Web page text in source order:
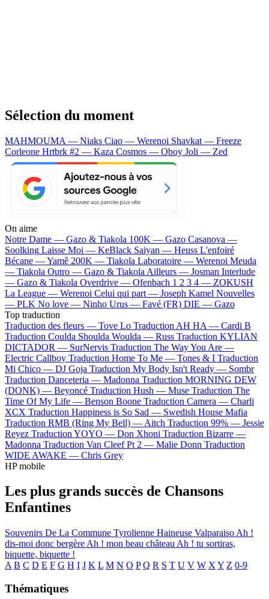
Sélection du moment
MAHMOUMA — Niaks Ciao — Werenoi Shavkat — Freeze
Corleone Hrtbrk #2 — Kaza Cosmos — Oboy Joli — Zed
On aime
Notre Dame — Gazo & Tiakola 100K — Gazo Casanova —
Soolking Laisse Moi — KeBlack Saiyan — Heuss L'enfoiré
Bécane —Yamê 200K — Tiakola Laboratoire — Werenoi Meuda
— Tiakola Outro — Gazo & Tiakola Ailleurs — Josman Interlude
— Gazo & Tiakola Overdrive — Ofenbach 1 2 3 4 — ZOKUSH
La League — Werenoi Celui qui part — Joseph Kamel Nouvelles
— PLK No love — Ninho Urus — Favé (FR) DIE — Gazo
Top traduction
Traduction des fleurs — Tove Lo Traduction AH HA — Cardi B
Traduction Coulda Shoulda Woulda — Russ Traduction KYLIAN
DICTADOR — SurNervis Traduction The Way You Are —
Electric Callboy Traduction Home To Me — Tones & I Traduction
Mi Chico — DJ Goja Traduction My Body Isn't Ready — Sombr
Traduction Danceteria — Madonna Traduction MORNING DEW
(DONK) — Beyoncé Traduction Hush — Muse Traduction The
Time Of My Life — Benson Boone Traduction Camera — Charli
XCX Traduction Happiness is So Sad — Swedish House Mafia
Traduction RMB (Ring My Bell) — Aitch Traduction 99% — Jessie
Reyez Traduction YOYO — Don Xhoni Traduction Bizarre —
Madonna Traduction Van Cleef Pt 2 — Malie Donn Traduction
WIDE AWAKE — Chris Grey
HP mobile
Les plus grands succès de Chansons
Enfantines
Souvenirs De La Commune Tyrolienne Haineuse Valparaiso Ah !
dis-moi donc bergère Ah ! mon beau château Ah ! tu sortiras,
biquette, biquette !
A B C D E F G H I J K L M N O P Q R S T U V W X Y Z 0-9
Thématiques